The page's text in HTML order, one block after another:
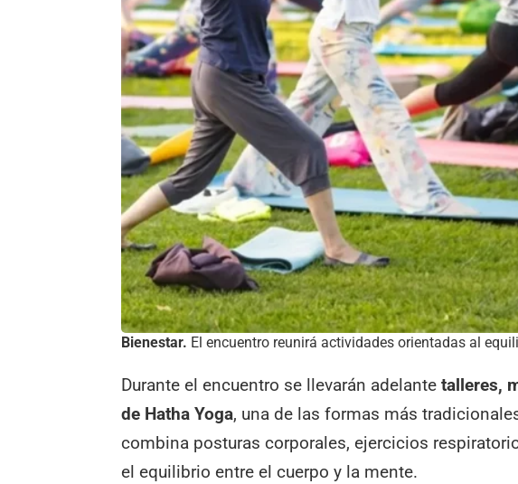
Bienestar. El encuentro reunirá actividades orientadas al
Durante el encuentro se llevarán adelantetalleres,
de Hatha Yoga, una de las formas más
combina posturas corporales, ejercicios
el equilibrio entre el cuerpo y la mente.